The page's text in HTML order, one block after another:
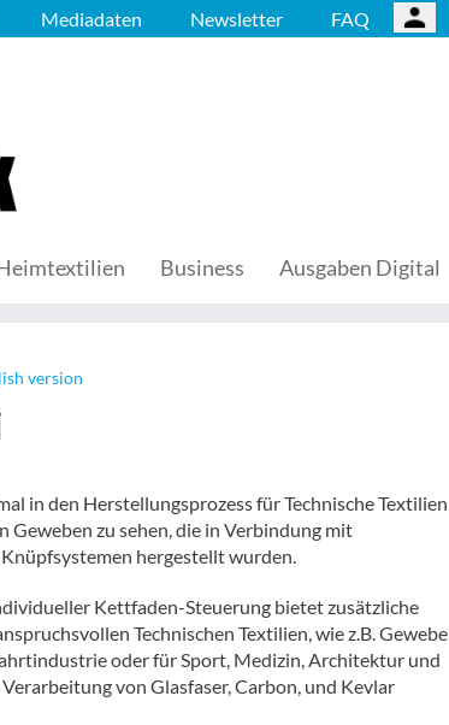
Mediadaten Newsletter FAQ
Business Ausgaben Digital
version
in den Herstellungsprozess für Technische Textilien
zu sehen, die in Verbindung mit
hergestellt wurden.
Kettfaden-Steuerung bietet zusätzliche
Technischen Textilien, wie z.B. Gewebe
oder für Sport, Medizin, Architektur und
von Glasfaser, Carbon, und Kevlar